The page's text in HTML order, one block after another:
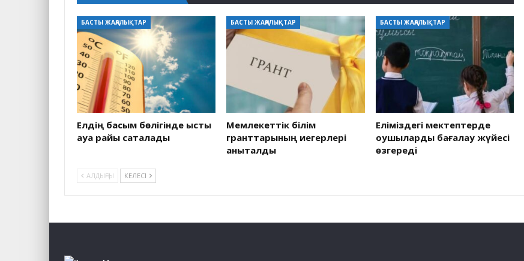
БАСТЫ ЖАҢАЛЫҚТАР
Елдің басым бөлігінде ыстық
ауа райы сақталады
БАСТЫ ЖАҢАЛЫҚТАР
Мемлекеттік білім
гранттарының иегерлері
анықталды
БАСТЫ ЖАҢАЛЫҚТАР
Еліміздегі мектептерде
оқушыларды бағалау жүйесі
өзгереді
АЛДЫҢҒЫ КЕЛЕСІ